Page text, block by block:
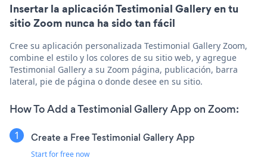
Insertar la aplicación Testimonial Gallery en tu
sitio Zoom nunca ha sido tan fácil
Cree su aplicación personalizada Testimonial Gallery Zoom,
combine el estilo y los colores de su sitio web, y agregue
Testimonial Gallery a su Zoom página, publicación, barra
lateral, pie de página o donde desee en su sitio.
How To Add a Testimonial Gallery App on Zoom:
Create a Free Testimonial Gallery App
Start for free now